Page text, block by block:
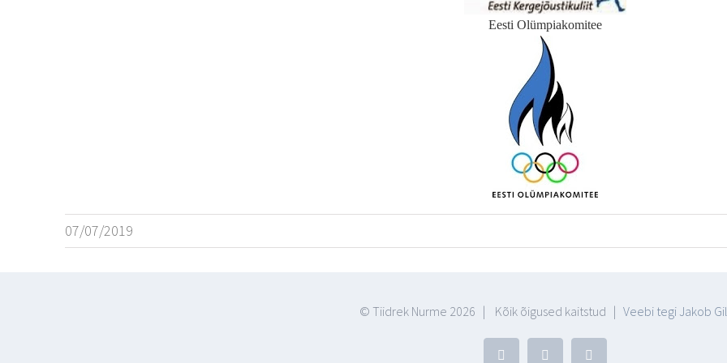
Eesti Olümpiakomitee
07/07/2019
© Tiidrek Nurme 2026 | Kõik õigused kaitstud | Veebi tegi Jakob
FacebookYouTubeBlogger